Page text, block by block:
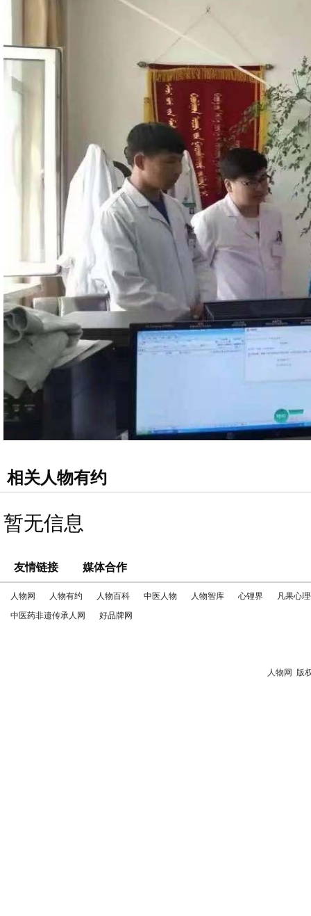
相关人物有约
暂无信息
友情链接 媒体合作
人物网 人物有约 人物百科 中医人物 人物智库 心锂界
凡果心
中医药非遗传承人网
好品牌网
人物网 版